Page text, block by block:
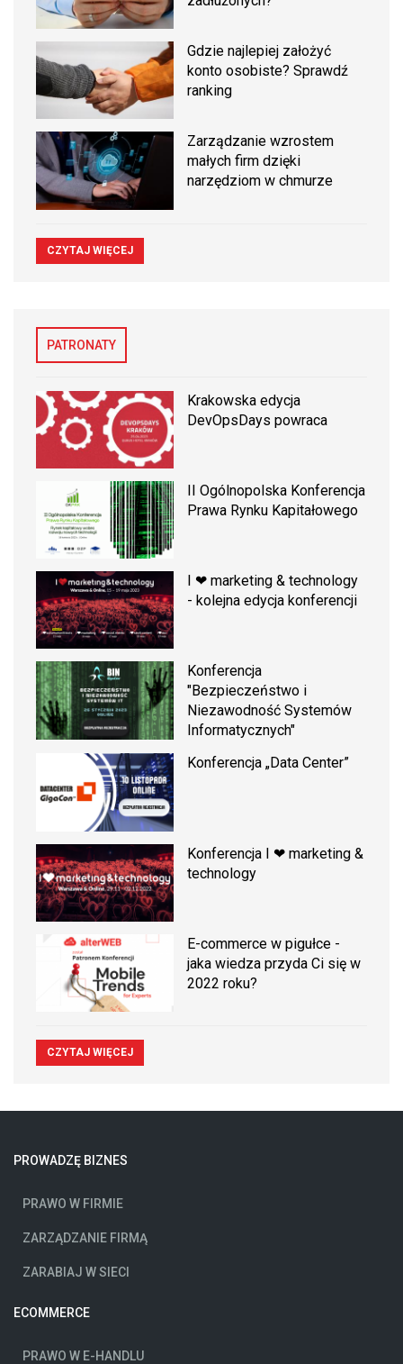
Gdzie najlepiej założyć
konto osobiste? Sprawdź
ranking
Zarządzanie wzrostem
małych firm dzięki
narzędziom w chmurze
CZYTAJ WIĘCEJ
PATRONATY
Krakowska edycja
DevOpsDays powraca
II Ogólnopolska Konferencja
Prawa Rynku Kapitałowego
I ❤ marketing & technology
- kolejna edycja konferencji
Konferencja
"Bezpieczeństwo i
Niezawodność Systemów
Informatycznych"
Konferencja „Data Center”
Konferencja I ❤ marketing &
technology
E-commerce w pigułce -
jaka wiedza przyda Ci się w
2022 roku?
CZYTAJ WIĘCEJ
PROWADZĘ BIZNES
PRAWO W FIRMIE
ZARZĄDZANIE FIRMĄ
ZARABIAJ W SIECI
ECOMMERCE
PRAWO W E-HANDLU